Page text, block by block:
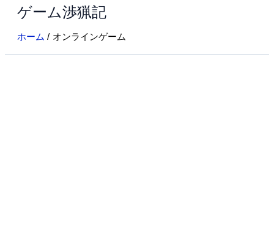
ス
ゲーム渉猟記
ホーム オンラインゲーム